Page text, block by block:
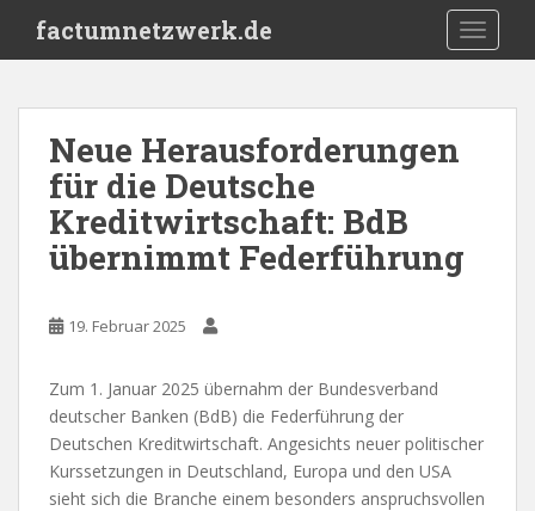
i
factumnetzwerk.de
Neue Herausforderungen
für die Deutsche
Kreditwirtschaft: BdB
übernimmt Federführung
19. Februar 2025
Zum 1. Januar 2025 übernahm der Bundesverband
deutscher Banken (BdB) die Federführung der
Deutschen Kreditwirtschaft. Angesichts neuer politischer
Kurssetzungen in Deutschland, Europa und den USA
sieht sich die Branche einem besonders anspruchsvollen